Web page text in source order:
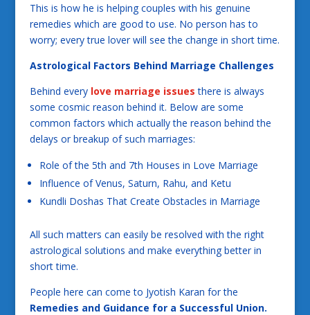
This is how he is helping couples with his genuine
remedies which are good to use. No person has to
worry; every true lover will see the change in short time.
Astrological Factors Behind Marriage Challenges
Behind every love marriage issues there is always
some cosmic reason behind it. Below are some
common factors which actually the reason behind the
delays or breakup of such marriages:
Role of the 5th and 7th Houses in Love Marriage
Influence of Venus, Saturn, Rahu, and Ketu
Kundli Doshas That Create Obstacles in Marriage
All such matters can easily be resolved with the right
astrological solutions and make everything better in
short time.
People here can come to Jyotish Karan for the
Remedies and Guidance for a Successful Union.